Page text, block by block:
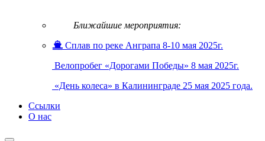
Ближайшие мероприятия:
Сплав по реке Анграпа 8-10 мая 2025г.
Велопробег «Дорогами Победы» 8 мая 2025г.
«День колеса» в Калининграде 25 мая 2025 года.
Ссылки
О нас